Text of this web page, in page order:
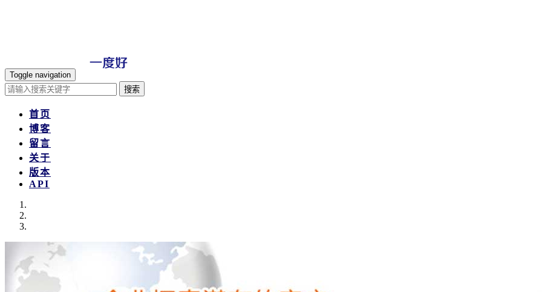
Toggle navigation
搜索
首页
博客
留言
关于
版本
API